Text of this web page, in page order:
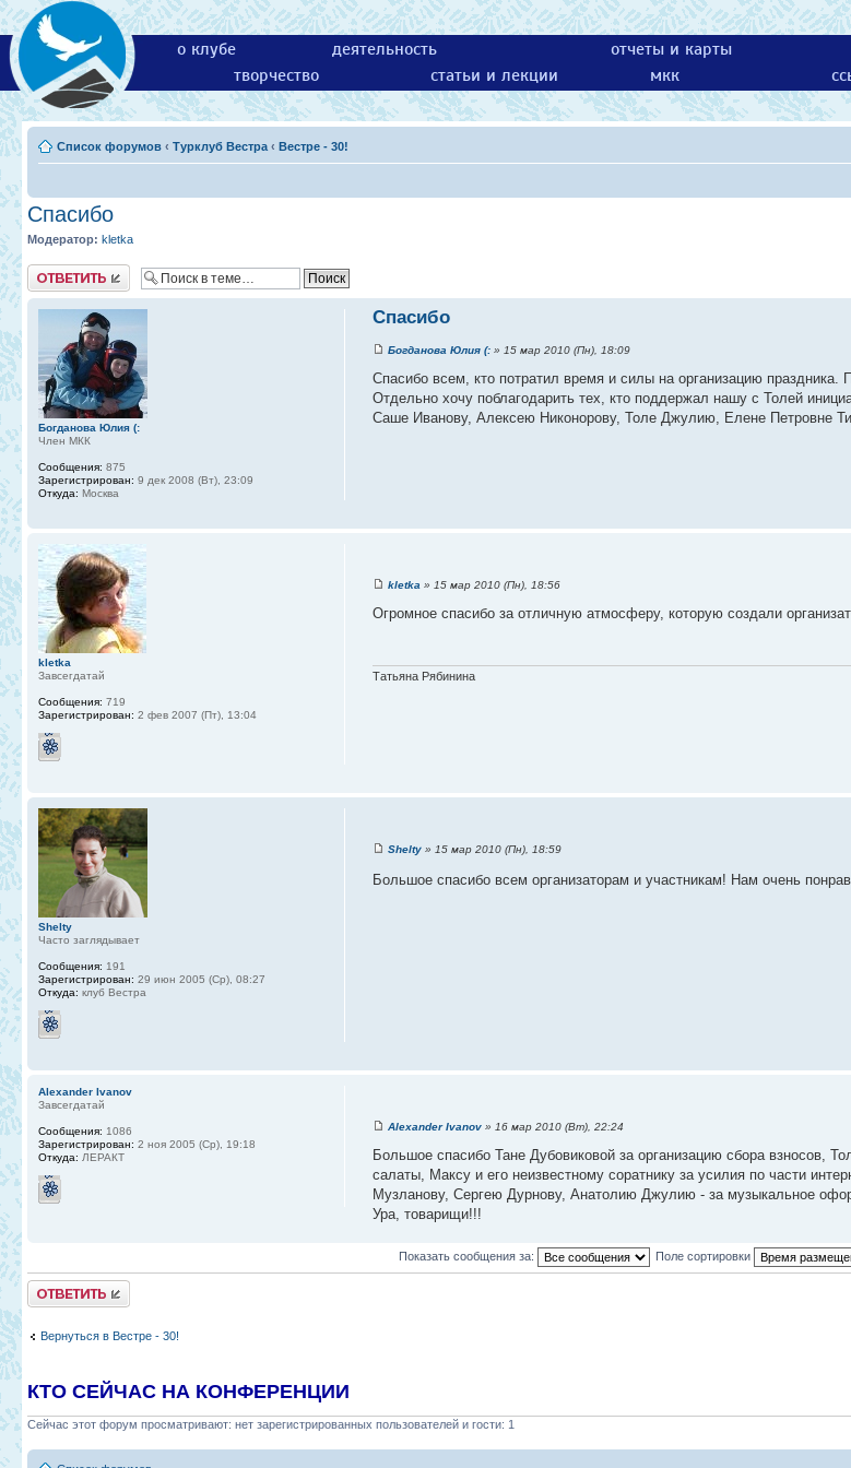
о клубе деятельность отчеты и карты
творчество
статьи и лекции мкк
Список форумов ‹ Турклуб Вестра ‹ Вестре - 30!
Спасибо
Модератор: kletka
Ответить
Спасибо
Богданова Юлия (:» 15 мар 2010 (Пн), 18:09
Спасибо всем, кто потратил время и силы на организацию
Отдельно хочу поблагодарить тех, кто поддержал нашу с Толей
Саше Иванову, Алексею Никонорову, Толе Джулию, Елене Петровне
Богданова Юлия (:
Член МКК
Сообщения: 875
Зарегистрирован: 9 дек 2008 (Вт), 23:09
Откуда: Москва
kletka » 15 мар 2010 (Пн), 18:56
Огромное спасибо за отличную атмосферу, которую создали
Татьяна Рябинина
kletka
Завсегдатай
Сообщения: 719
Зарегистрирован: 2 фев 2007 (Пт), 13:04
Shelty» 15 мар 2010 (Пн), 18:59
Большое спасибо всем организаторам и участникам! Нам очень
Shelty
Часто заглядывает
Сообщения: 191
Зарегистрирован: 29 июн 2005 (Ср), 08:27
Откуда: клуб Вестра
Alexander Ivanov» 16 мар 2010 (Вт), 22:24
Большое спасибо Тане Дубовиковой за организацию сбора взносов,
салаты, Максу и его неизвестному соратнику за усилия по части
Музланову, Сергею Дурнову, Анатолию Джулию - за музыкальное
Ура, товарищи!!!
Alexander Ivanov
Завсегдатай
Сообщения: 1086
Зарегистрирован: 2 ноя 2005 (Ср), 19:18
Откуда: ЛЕРАКТ
Показать сообщения за: Поле сортировки
Ответить
Вернуться в Вестре - 30!
КТО СЕЙЧАС НА КОНФЕРЕНЦИИ
Сейчас этот форум просматривают: нет зарегистрированных пользователей и гости: 1